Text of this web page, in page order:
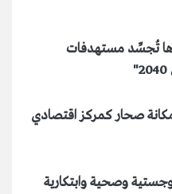
تُجسِّد مستهدفات
صحار كمركز اقتصادي
وصحية وابتكارية